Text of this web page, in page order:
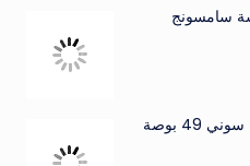
سامسونج
بوصة